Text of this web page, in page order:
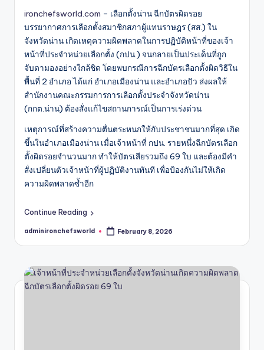
ironchefsworld.com – เลือกตั้งน่าน ฉีกบัตรผิดรอย
บรรยากาศการเลือกตั้งสมาชิกสภาผู้แทนราษฎร (สส.) ใน
จังหวัดน่าน เกิดเหตุความผิดพลาดในการปฏิบัติหน้าที่ของเจ้า
หน้าที่ประจำหน่วยเลือกตั้ง (กปน.) จนกลายเป็นประเด็นที่ถูก
จับตามองอย่างใกล้ชิด โดยพบกรณีการฉีกบัตรเลือกตั้งผิดวิธีใน
พื้นที่ 2 อำเภอ ได้แก่ อำเภอเมืองน่าน และอำเภอปัว ส่งผลให้
สำนักงานคณะกรรมการการเลือกตั้งประจำจังหวัดน่าน
(กกต.น่าน) ต้องสั่งแก้ไขสถานการณ์เป็นการเร่งด่วน
เหตุการณ์ที่สร้างความตื่นตระหนกให้กับประชาชนมากที่สุด เกิด
ขึ้นในอำเภอเมืองน่าน เมื่อเจ้าหน้าที่ กปน. รายหนึ่งฉีกบัตรเลือก
ตั้งผิดรอยจำนวนมาก ทำให้บัตรเสียรวมถึง 69 ใบ และต้องมีคำ
สั่งเปลี่ยนตัวเจ้าหน้าที่ผู้ปฏิบัติงานทันที เพื่อป้องกันไม่ให้เกิด
ความผิดพลาดซ้ำอีก
Continue Reading
Posted
adminironchefsworld February 8, 2026